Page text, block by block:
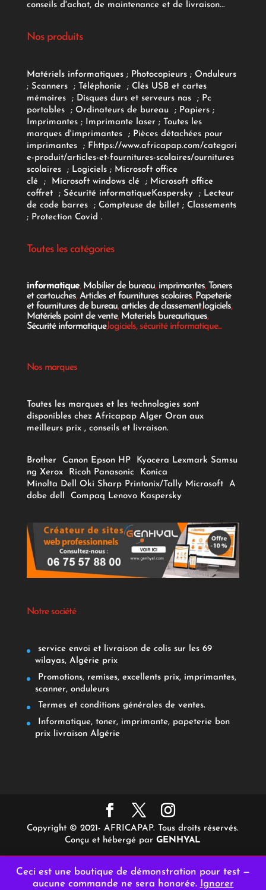
Ceci est une boutique de démonstration pour test —
aucune commande ne sera honorée. Ignorer
conseils d'achat, de maintenance et de livraison...
Nos produits
Matériels informatiques; Photocopieurs; Onduleurs
; Scanners ; Téléphonie ; Clés USB et cartes
mémoires
; Disques durs et serveurs nas ; Pc
portables
; Ordinateurs de bureau ; Papiers;
Imprimantes;Imprimante laser; Toutes les
marques d'imprimantes
; Pièces détachées pour
imprimantes
; Fhttps://www.africapap.com/categori
e-produit/articles-et-fournitures-scolaires/ournitures
scolaires; Logiciels ; Microsoft office
clé
; Microsoft windows clé; Microsoft office
coffret ; Sécurité informatiqueKaspersky ; Lecteur
de code barres
; Compteuse de billet; Classements
; Protection Covid .
Toutes les catégories
informatique, Mobilier de bureau, imprimantes, Toners
et cartouches,Articles et fournitures scolaires, Papeterie
et fournitures de bureau,articles de classement,logiciels,
Matériels point de vente, Materiels bureautiques,
Sécurité informatique,logiciels, sécurité informatique...
Nos marques
Toutes les marques et les technologies sont
disponibles chez Africapap Alger Oran aux
meilleurs prix , conseils et livraison.
Brother Canon Epson HP Kyocera Lexmark Samsu
ng Xerox Ricoh Panasonic
Konica
Minolta Dell Oki Sharp Printonix/Tally Microsoft
A
dobe dell Compaq Lenovo Kaspersky
Notre société
service envoi et livraison de colis sur les 69
wilayas, Algérie prix
Promotions, remises, excellents prix, imprimantes,
scanner, onduleurs
Termes et conditions générales de ventes.
Informatique, toner, imprimante, papeterie bon
prix livraison Algérie
Copyright © 2021- AFRICAPAP. Tous droits réservés.
Conçu et hébergé parGENHYAL